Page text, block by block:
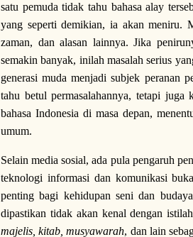
satu pemuda tidak tahu bahasa alay
yang seperti demikian, ia akan meniru.
zaman, dan alasan lainnya. Jika
semakin banyak, inilah masalah serius
generasi muda menjadi subjek peranan
tahu betul permasalahannya, tetapi juga
bahasa Indonesia di masa depan,
umum.
Selain media sosial, ada pula pengaruh
teknologi informasi dan komunikasi
penting bagi kehidupan seni dan
dipastikan tidak akan kenal dengan
majelis, kitab, musyawarah, dan lain